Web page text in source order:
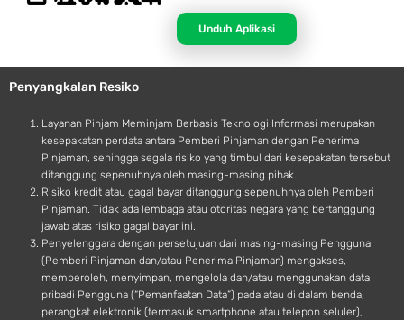
p
l
e
d
r
o
d
Unduh Aplikasi
Penyangkalan Resiko
Layanan Pinjam Meminjam Berbasis Teknologi Informasi merupakan
kesepakatan perdata antara Pemberi Pinjaman dengan Penerima
Pinjaman, sehingga segala risiko yang timbul dari kesepakatan tersebut
ditanggung sepenuhnya oleh masing-masing pihak.
Risiko kredit atau gagal bayar ditanggung sepenuhnya oleh Pemberi
Pinjaman. Tidak ada lembaga atau otoritas negara yang bertanggung
jawab atas risiko gagal bayar ini.
Penyelenggara dengan persetujuan dari masing-masing Pengguna
(Pemberi Pinjaman dan/atau Penerima Pinjaman) mengakses,
memperoleh, menyimpan, mengelola dan/atau menggunakan data
pribadi Pengguna (“Pemanfaatan Data”) pada atau di dalam benda,
perangkat elektronik (termasuk smartphone atau telepon seluler),